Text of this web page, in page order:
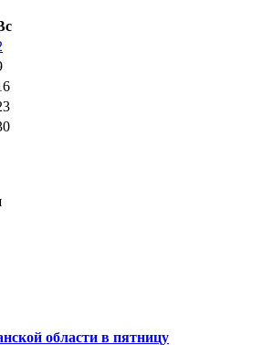
области в пятницу